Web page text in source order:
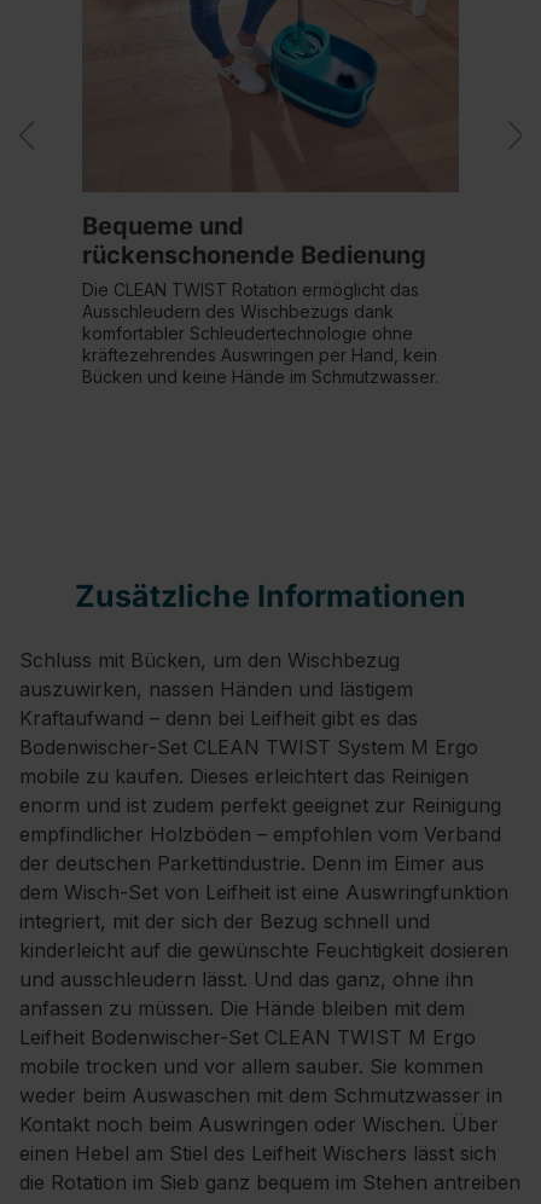
Bequeme und
rückenschonende Bedienung
Die CLEAN TWIST Rotation ermöglicht das
Ausschleudern des Wischbezugs dank
komfortabler Schleudertechnologie ohne
kräftezehrendes Auswringen per Hand, kein
Bücken und keine Hände im Schmutzwasser.
Zusätzliche Informationen
Schluss mit Bücken, um den Wischbezug
auszuwirken, nassen Händen und lästigem
Kraftaufwand – denn bei Leifheit gibt es das
Bodenwischer-Set CLEAN TWIST System M Ergo
mobile zu kaufen. Dieses erleichtert das Reinigen
enorm und ist zudem perfekt geeignet zur Reinigung
empfindlicher Holzböden – empfohlen vom Verband
der deutschen Parkettindustrie. Denn im Eimer aus
dem Wisch-Set von Leifheit ist eine Auswringfunktion
integriert, mit der sich der Bezug schnell und
kinderleicht auf die gewünschte Feuchtigkeit dosieren
und ausschleudern lässt. Und das ganz, ohne ihn
anfassen zu müssen. Die Hände bleiben mit dem
Leifheit Bodenwischer-Set CLEAN TWIST M Ergo
mobile trocken und vor allem sauber. Sie kommen
weder beim Auswaschen mit dem Schmutzwasser in
Kontakt noch beim Auswringen oder Wischen. Über
einen Hebel am Stiel des Leifheit Wischers lässt sich
die Rotation im Sieb ganz bequem im Stehen antreiben